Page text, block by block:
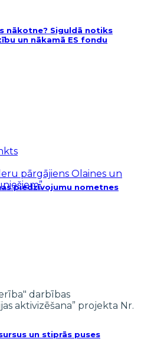
nākotne? Siguldā notiks
un nākamā ES fondu
piedzīvojumu nometnes
un stiprās puses
pārgājiens Olaines un
darbības
aktivizēšana” projekta Nr.